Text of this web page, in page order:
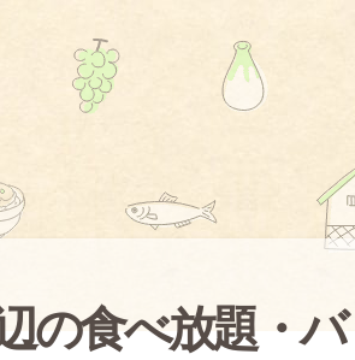
の食べ放題・バ